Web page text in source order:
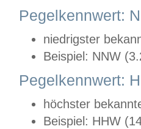
Pegelkennwert:
niedrigster
Beispiel: NNW
Pegelkennwert:
höchster
Beispiel: HHW